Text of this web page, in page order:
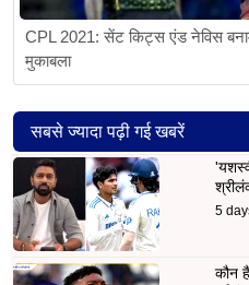
CPL 2021: सेंट किट्स एंड नेविस बनाम
मुकाबला
सबसे ज्यादा पढ़ी गई खबरें
5
कौन